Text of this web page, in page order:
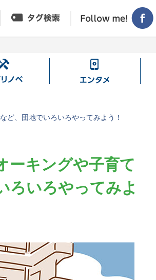
DIY
ベ
エ
メ
ど、団地でいろいろやってみよう！
ーキングや子育て
ろいろやってみよ